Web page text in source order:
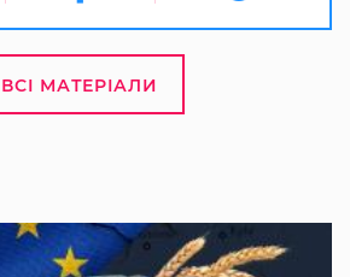
ВСІ МАТЕРІАЛИ